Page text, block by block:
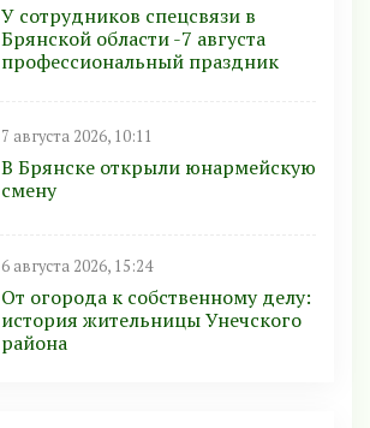
У сотрудников спецсвязи в
Брянской области -7 августа
профессиональный праздник
7 августа 2026, 10:11
В Брянске открыли юнармейскую
смену
6 августа 2026, 15:24
От огорода к собственному делу:
история жительницы Унечского
района